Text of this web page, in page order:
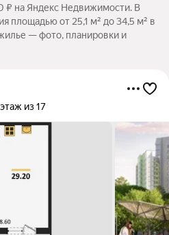
на Яндекс Недвижимости. В
площадью от 25,1 м² до 34,5 м² в
— фото, планировки и
из 17